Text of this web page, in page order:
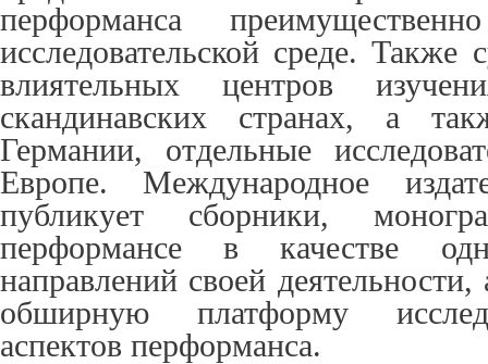
перформанса
исследовательской среде. Также
влиятельных центров
скандинавских странах, а
Германии, отдельные
Европе. Международное
публикует сборники,
перформансе в качестве
направлений своей деятельности,
обширную платформу
аспектов перформанса.